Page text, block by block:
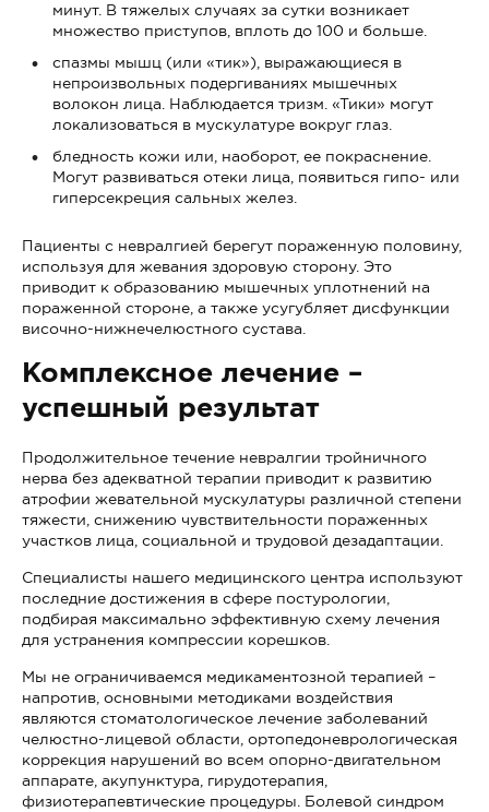
минут. В тяжелых случаях за сутки возникает
множество приступов, вплоть до 100 и больше.
спазмы мышц (или «тик»), выражающиеся в
непроизвольных подергиваниях мышечных
волокон лица. Наблюдается тризм. «Тики» могут
локализоваться в мускулатуре вокруг глаз.
бледность кожи или, наоборот, ее покраснение.
Могут развиваться отеки лица, появиться гипо- или
гиперсекреция сальных желез.
Пациенты с невралгией берегут пораженную половину,
используя для жевания здоровую сторону. Это
приводит к образованию мышечных уплотнений на
пораженной стороне, а также усугубляет дисфункции
височно-нижнечелюстного сустава.
Комплексное лечение –
успешный результат
Продолжительное течение невралгии тройничного
нерва без адекватной терапии приводит к развитию
атрофии жевательной мускулатуры различной степени
тяжести, снижению чувствительности пораженных
участков лица, социальной и трудовой дезадаптации.
Специалисты нашего медицинского центра используют
последние достижения в сфере постурологии,
подбирая максимально эффективную схему лечения
для устранения компрессии корешков.
Мы не ограничиваемся медикаментозной терапией –
напротив, основными методиками воздействия
являются стоматологическое лечение заболеваний
челюстно-лицевой области, ортопедоневрологическая
коррекция нарушений во всем опорно-двигательном
аппарате, акупунктура, гирудотерапия,
физиотерапевтические процедуры. Болевой синдром